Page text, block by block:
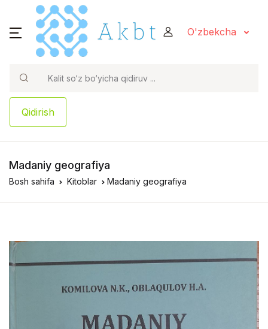
O'zbekcha
Qidirish
Madaniy geografiya
Bosh sahifa Kitoblar Madaniy geografiya